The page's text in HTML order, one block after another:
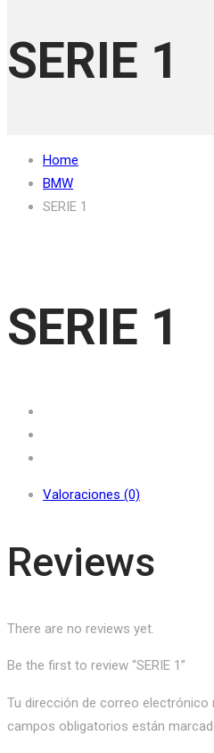
SERIE 1
Home
BMW
SERIE 1
SERIE 1
Valoraciones (0)
Reviews
There are no reviews yet.
Be the first to review “SERIE 1”
Tu dirección de correo electrónico
campos obligatorios están